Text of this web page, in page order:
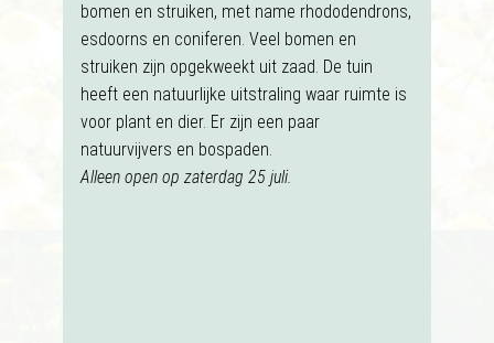
bomen en struiken, met name rhododendrons,
esdoorns en coniferen. Veel bomen en
struiken zijn opgekweekt uit zaad. De tuin
heeft een natuurlijke uitstraling waar ruimte is
voor plant en dier. Er zijn een paar
natuurvijvers en bospaden.
Alleen open op zaterdag 25 juli.